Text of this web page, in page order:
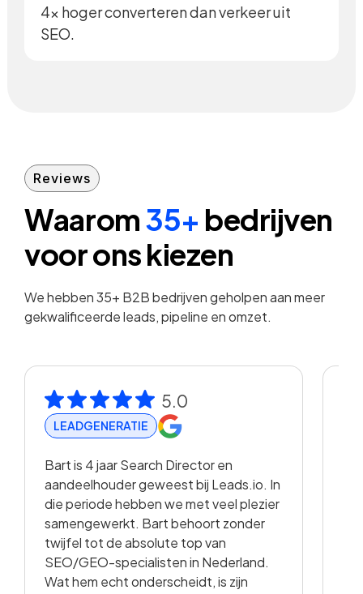
4x hoger converteren dan verkeer uit
SEO.
Reviews
Waarom35+ bedrijven
voor ons kiezen
We hebben 35+ B2B bedrijven geholpen aan meer
gekwalificeerde leads, pipeline en omzet.
5.0
LEADGENERATIE
Bart is 4 jaar Search Director en
aandeelhouder geweest bij Leads.io. In
die periode hebben we met veel plezier
samengewerkt. Bart behoort zonder
twijfel tot de absolute top van
SEO/GEO-specialisten in Nederland.
Wat hem echt onderscheidt, is zijn